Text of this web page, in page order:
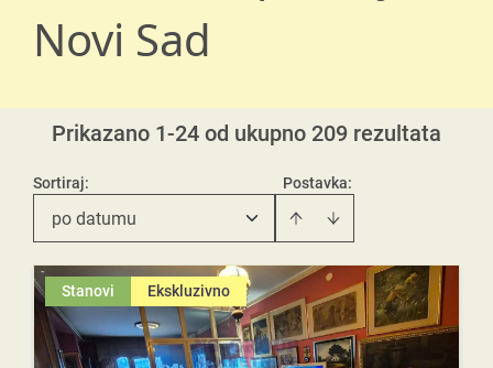
Novi Sad
Prikazano 1-24 od ukupno 209 rezultata
Postavka:
Sortiraj:
po datumu
Stanovi Ekskluzivno